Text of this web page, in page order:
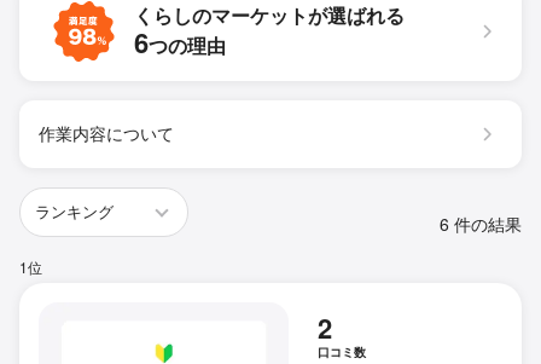
くらしのマーケットが選ばれる
6つの理由
作業内容について
6 件の結果
1位
2
口コミ数